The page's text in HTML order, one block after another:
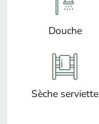
Douche
Sèche serviette